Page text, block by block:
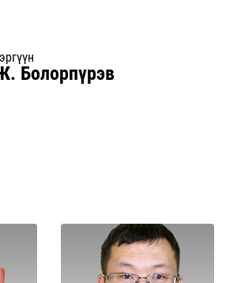
Ж. Болорпүрэв